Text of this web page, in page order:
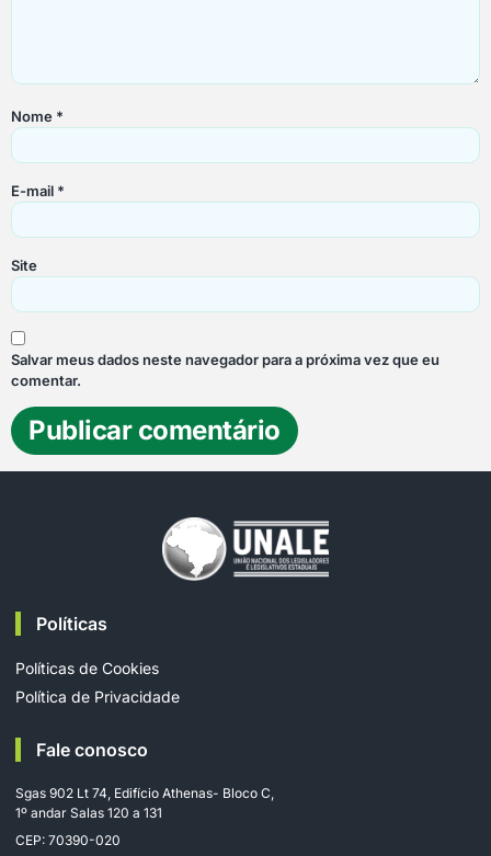
Nome *
E-mail *
Site
Salvar meus dados neste navegador para a próxima vez que eu
comentar.
Políticas
Políticas de Cookies
Política de Privacidade
Fale conosco
Sgas 902 Lt 74, Edifício Athenas- Bloco C,
1º andar Salas 120 a 131
CEP: 70390-020